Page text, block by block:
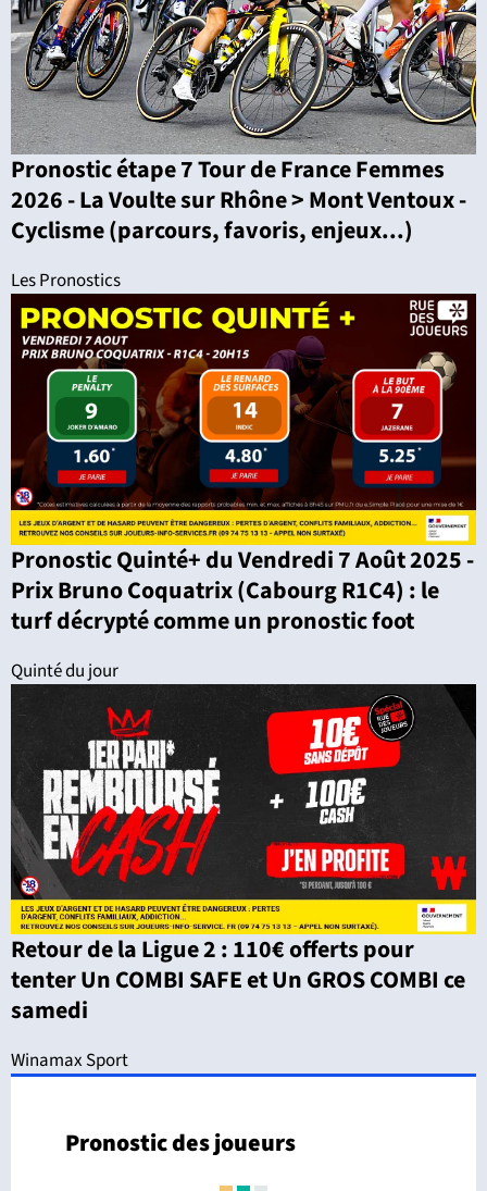
Pronostic étape 7 Tour de France Femmes
2026 - La Voulte sur Rhône > Mont Ventoux -
Cyclisme (parcours, favoris, enjeux...)
Les Pronostics
Pronostic Quinté+ du Vendredi 7 Août 2025 -
Prix Bruno Coquatrix (Cabourg R1C4) : le
turf décrypté comme un pronostic foot
Quinté du jour
Retour de la Ligue 2 : 110€ offerts pour
tenter Un COMBI SAFE et Un GROS COMBI ce
samedi
Winamax Sport
Pronostic des joueurs